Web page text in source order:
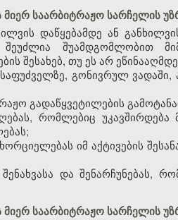
მიერ საარბიტრაჟო სარჩელის
დაწყებამდე ან
შეუძლია შუამდგომლობით
შესახებ, თუ ეს არ
საფუძველზე, გონივრულ
გადაწყვეტილების
რომლებიც
იმ აქტივების
შენახვასა და
მიერ საარბიტრაჟო სარჩელის